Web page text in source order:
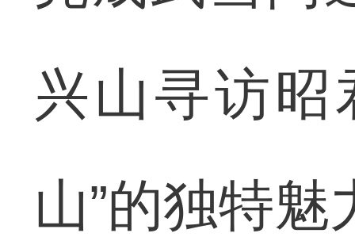
兴山寻访昭
山”的独特魅